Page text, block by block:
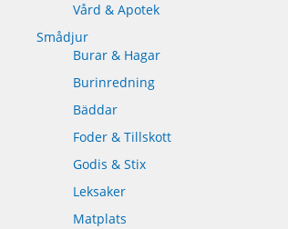
Vård & Apotek
Smådjur
Burar & Hagar
Burinredning
Bäddar
Foder & Tillskott
Godis & Stix
Leksaker
Matplats